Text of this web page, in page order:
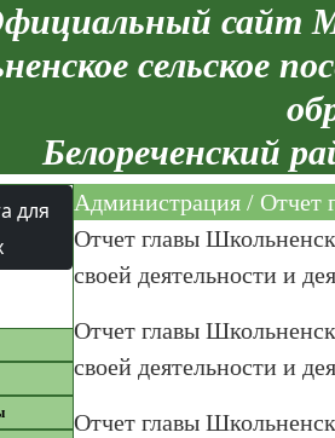
сайт
сельское
Белореченский
для
Администрация / Отчет
Отчет главы
своей деятельности и
Отчет главы
своей деятельности и
Отчет главы